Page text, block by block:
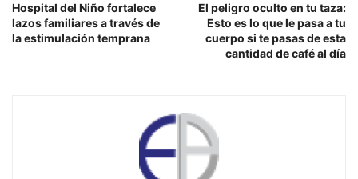
Hospital del Niño fortalece
lazos familiares a través de
la estimulación temprana
El peligro oculto en tu taza:
Esto es lo que le pasa a tu
cuerpo si te pasas de esta
cantidad de café al día